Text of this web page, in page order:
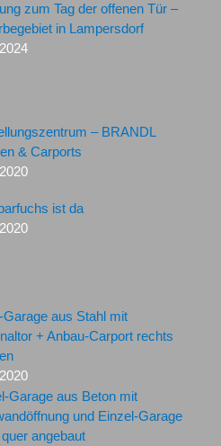
zum Tag der offenen Tür –
in Lampersdorf
– BRANDL
& Carports
ist da
Garage aus Stahl mit
+ Anbau-Carport rechts
Garage aus Beton mit
und Einzel-Garage
angebaut